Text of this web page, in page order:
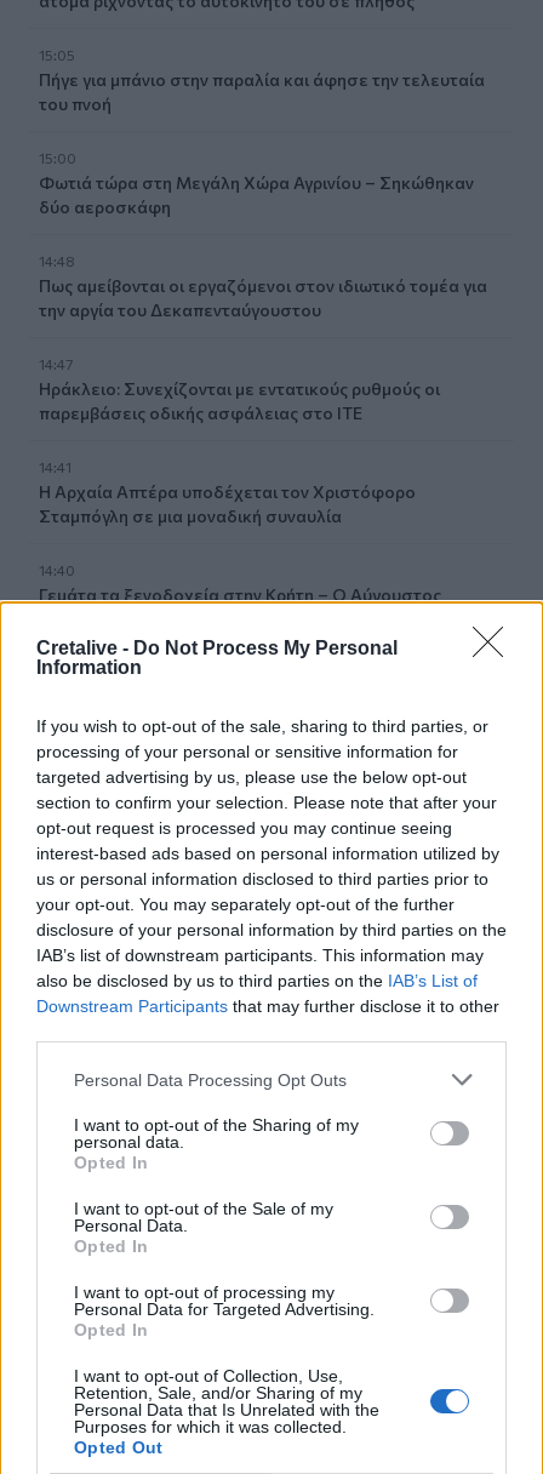
Cretalive - Do Not Process My Personal
Information
If you wish to opt-out of the sale, sharing to third parties, or
processing of your personal or sensitive information for
targeted advertising by us, please use the below opt-out
section to confirm your selection. Please note that after your
opt-out request is processed you may continue seeing
interest-based ads based on personal information utilized by
us or personal information disclosed to third parties prior to
your opt-out. You may separately opt-out of the further
disclosure of your personal information by third parties on the
IAB’s list of downstream participants. This information may
also be disclosed by us to third parties on the IAB’s List of
Downstream Participants that may further disclose it to other
Personal Data Processing Opt Outs
I want to opt-out of the Sharing of my
personal data.
Opted In
I want to opt-out of the Sale of my
Personal Data.
Opted In
I want to opt-out of processing my
Personal Data for Targeted Advertising.
Opted In
I want to opt-out of Collection, Use,
Retention, Sale, and/or Sharing of my
Personal Data that Is Unrelated with the
Purposes for which it was collected.
Opted Out
15:05
Πήγε για μπάνιο στην παραλία και άφησε την τελευταία
του πνοή
15:00
Φωτιά τώρα στη Μεγάλη Χώρα Αγρινίου – Σηκώθηκαν
δύο αεροσκάφη
14:48
Πως αμείβονται οι εργαζόμενοι στον ιδιωτικό τομέα για
την αργία του Δεκαπενταύγουστου
14:47
Ηράκλειο: Συνεχίζονται με εντατικούς ρυθμούς οι
παρεμβάσεις οδικής ασφάλειας στο ΙΤΕ
14:41
Η Αρχαία Απτέρα υποδέχεται τον Χριστόφορο
Σταμπόγλη σε μια μοναδική συναυλία
14:40
Γεμάτα τα ξενοδοχεία στην Κρήτη – Ο Αύγουστος
14:37
επιπλέον χρόνια χωρίς άνοια
14:32
Νέο ιστορικό ρεκόρ για την AEGEAN τον Ιούλιο με 2
εκατομμύρια επιβάτες
14:29
Άνοιξε η πλατφόρμα για ενισχύσεις de minimis ύψους
24,6 εκατ. ευρώ σε παραγωγούς
14:24
MINOAN LINES: Ταξιδεύουμε στη Μήλο με εκπτώσεις
κατασκοπεία σε βάρος εταιρείας όπλων
Σχεδόν 16.000 ξένοι στρατιώτες πολεμούν στην
Ουκρανία
Caravel: Η νέα πολυτέλεια βρίσκεται στις εμπειρίες που
αξίζουν
Πέθανε ο εμβληματικός Ιταλός τραγουδοποιός
Φραντσέσκο Γκουτσίνι